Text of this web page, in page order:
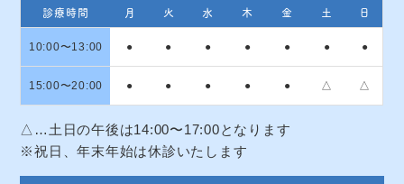
診療時間 月 火 水 木 金 土 日
10:00〜13:00 ● ● ● ● ● ● ●
15:00〜20:00 ● ● ● ● ● △ △
△…土日の午後は14:00〜17:00となります
※祝日、年末年始は休診いたします